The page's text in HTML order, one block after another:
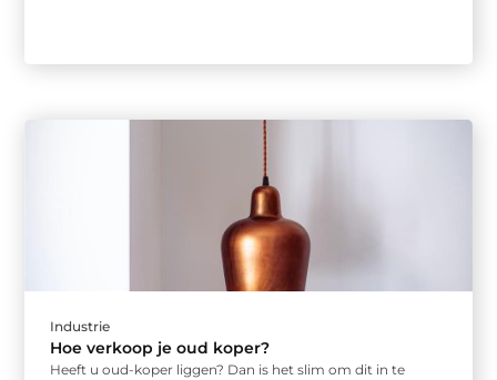
Industrie
Hoe verkoop je oud koper?
Heeft u oud-koper liggen? Dan is het slim om dit in te